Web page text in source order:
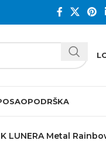
PODRŠKA
LUNERA Metal